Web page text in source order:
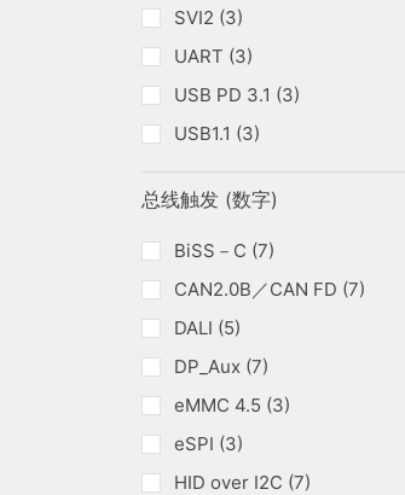
SVI2 (3)
UART (3)
USB PD 3.1 (3)
USB1.1 (3)
总线触发 (数字)
BiSS－C (7)
CAN2.0B／CAN FD (7)
DALI (5)
DP_Aux (7)
eMMC 4.5 (3)
eSPI (3)
HID over I2C (7)